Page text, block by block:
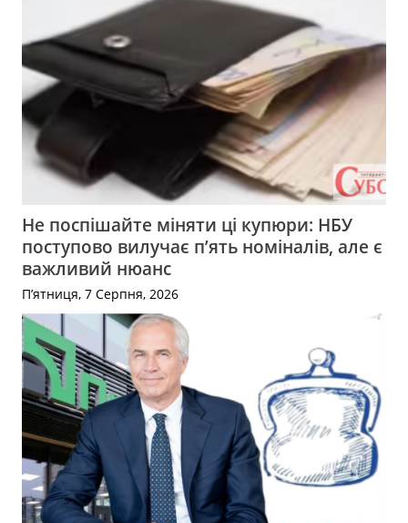
Не поспішайте міняти ці купюри: НБУ
поступово вилучає п’ять номіналів, але є
важливий нюанс
П’ятниця, 7 Серпня, 2026